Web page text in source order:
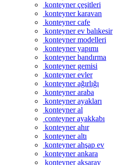
konteyner çeşitleri
konteyner karavan
konteyner cafe
konteyner ev balıkesir
konteyner modelleri
konteyner yapımı
konteyner bandırma
konteyner gemisi
konteyner evler
konteyner ağırlığı
konteyner araba
konteyner ayakları
konteyner al
conteyner ayakkabı
konteyner ahır
konteyner altı
konteyner ahşap ev
konteyner ankara
konteyner aksaray